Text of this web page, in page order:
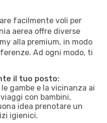
facilmente voli per
aerea offre diverse
alla premium, in modo
Ad ogni modo, ti
il tuo posto:
gambe e la vicinanza ai
con bambini,
idea prenotare un
igienici.